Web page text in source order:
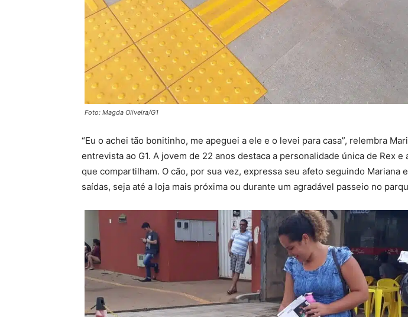
Foto: Magda Oliveira/G1
“Eu o achei tão bonitinho, me apeguei a ele e o levei para casa”, relembra
entrevista ao G1. A jovem de 22 anos destaca a personalidade única de Rex e
que compartilham. O cão, por sua vez, expressa seu afeto seguindo Mariana
saídas, seja até a loja mais próxima ou durante um agradável passeio no